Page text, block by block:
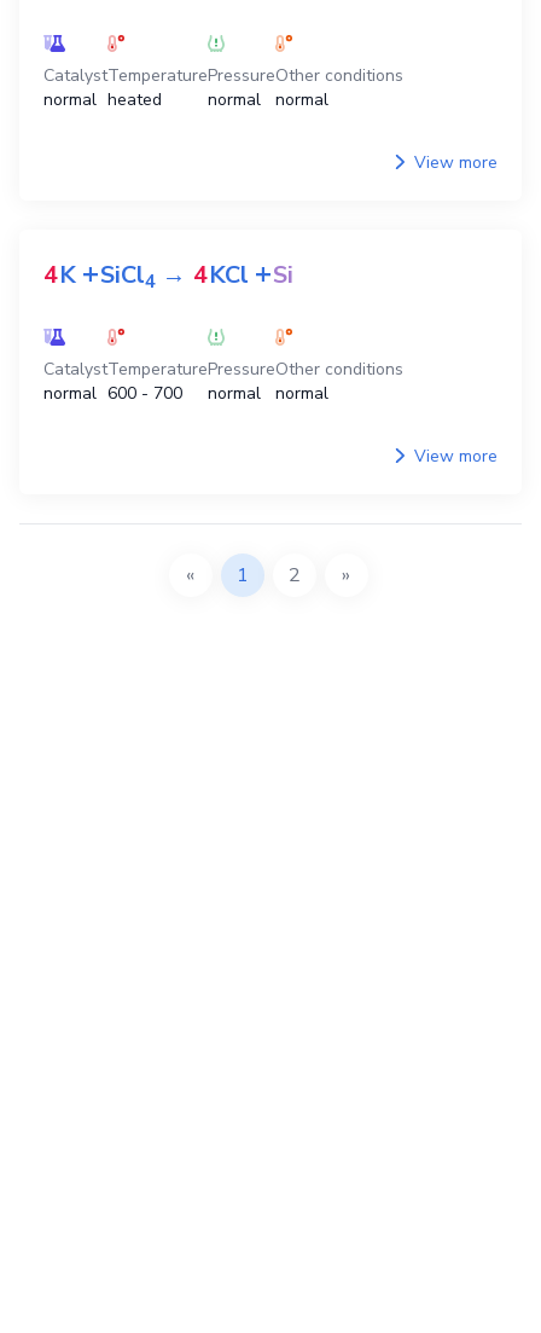
Catalyst
normal
Temperature
heated
Pressure
normal
Other conditions
normal
View more
4K +SiCl4 → 4KCl +Si
Catalyst
normal
Temperature
600 - 700
Pressure
normal
Other conditions
normal
View more
« 1 2 »